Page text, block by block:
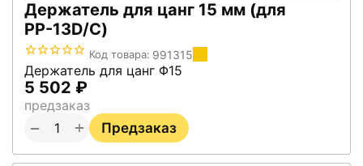
Держатель для цанг 15 мм (для
PP-13D/C)
Код товара: 991315
Держатель для цанг Φ15
5 502 ₽
предзаказ
+
− Предзаказ